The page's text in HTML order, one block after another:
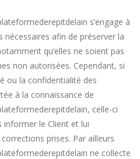
s’engage à
afin de préserver la
qu’elles ne soient pas
non autorisées. Cependant, si
ou la confidentialité des
à la connaissance de
, celle-ci
informer le Client et lui
prises. Par ailleurs
ne collecte